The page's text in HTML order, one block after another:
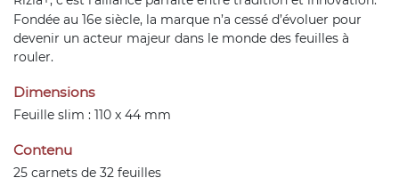
Fondée au 16e siècle, la marque n’a cessé d’évoluer pour
devenir un acteur majeur dans le monde des feuilles à
rouler.
Dimensions
Feuille slim : 110 x 44 mm
Contenu
25 carnets de 32 feuilles